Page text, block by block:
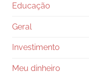
Educação
Geral
Investimento
Meu dinheiro